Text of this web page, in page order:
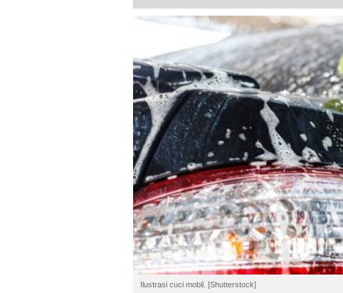
Ilustrasi cuci mobil. [Shutterstock]